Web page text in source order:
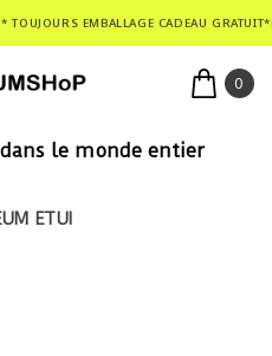
EMBALLAGE CADEAU
0
le monde entier
ETUI